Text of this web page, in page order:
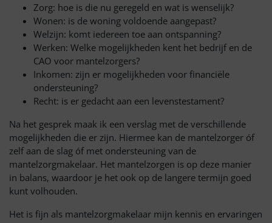
Zorg: hoe is die nu geregeld en wat is wenselijk?
Wonen: is de woning voldoende aangepast?
Welzijn: komt iedereen toe aan ontspanning?
Werken: Welke mogelijkheden kent het bedrijf en de
CAO voor mantelzorgers?
Inkomen: zijn er mogelijkheden voor financiële
ondersteuning?
Recht: is er gedacht aan een levenstestament?
Na het gesprek maak ik een verslag met de verschillende
mogelijkheden die er zijn. Hiermee kan de mantelzorger óf
zelf aan de slag óf met ondersteuning van de
mantelzorgmakelaar. Het mantelzorgen is op deze manier
in balans, waardoor je het ook op de langere termijn goed
kunt volhouden.
Het is fijn als mantelzorgmakelaar mijn kennis en ervaringen